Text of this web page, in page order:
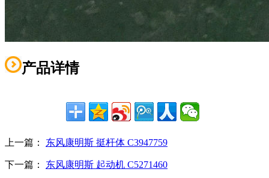
产品详情
上一篇： 东风康明斯 挺杆体 C3947759
下一篇： 东风康明斯 起动机 C5271460